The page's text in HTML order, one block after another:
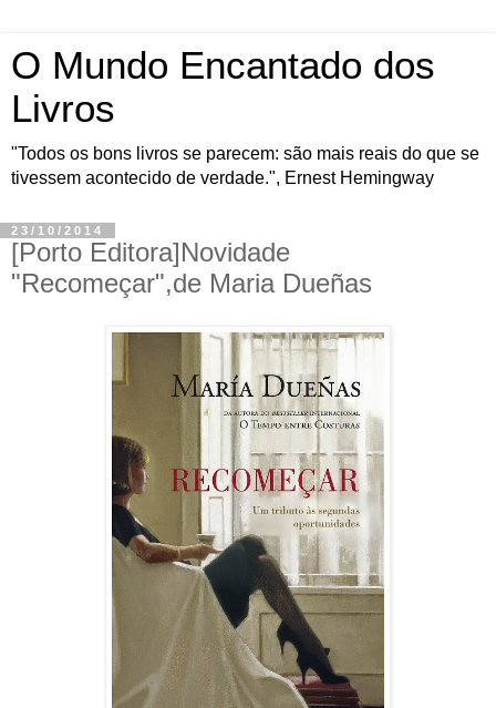
O Mundo Encantado dos
Livros
"Todos os bons livros se parecem: são mais reais do que se
tivessem acontecido de verdade.", Ernest Hemingway
23/10/2014
[Porto Editora]Novidade
"Recomeçar",de Maria Dueñas